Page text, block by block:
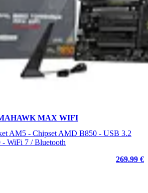
MAX WIFI
AM5 - Chipset AMD B850 - USB 3.2
WiFi 7 / Bluetooth
269.99 €